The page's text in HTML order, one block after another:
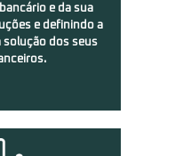
e da sua
e definindo a
solução dos seus